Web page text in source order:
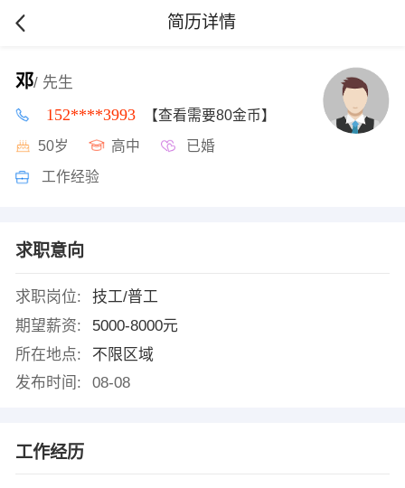
简历详情
邓/ 先生
152****3993 【查看需要80金币】
50岁 高中 已婚
工作经验
求职意向
求职岗位:
技工/普工
期望薪资:
5000-8000元
所在地点:
不限区域
发布时间:
08-08
工作经历